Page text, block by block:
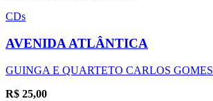
CDs
AVENIDA ATLÂNTICA
GUINGA E QUARTETO CARLOS GOMES
R$ 25,00